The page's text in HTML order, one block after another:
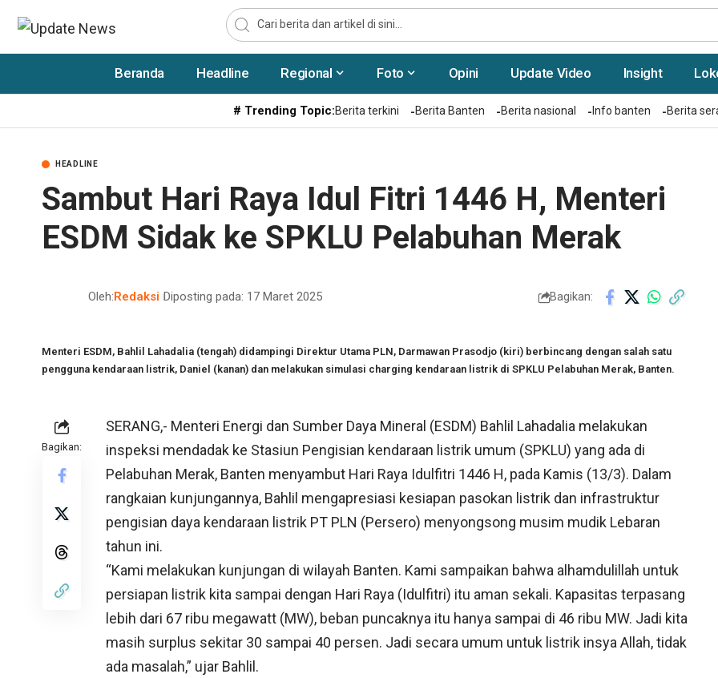
Beranda Headline Regional Foto Opini Update Video Insight
# Trending Topic:Berita terkini Berita Banten Berita nasional Info banten Berita
HEADLINE
Sambut Hari Raya Idul Fitri 1446 H, Menteri
ESDM Sidak ke SPKLU Pelabuhan Merak
Oleh:Redaksi Diposting pada: 17 Maret 2025 Bagikan:
Menteri ESDM, Bahlil Lahadalia (tengah) didampingi Direktur Utama PLN, Darmawan Prasodjo (kiri) berbincang dengan salah satu
pengguna kendaraan listrik, Daniel (kanan) dan melakukan simulasi charging kendaraan listrik di SPKLU Pelabuhan Merak, Banten.
Bagikan:
SERANG,- Menteri Energi dan Sumber Daya Mineral (ESDM) Bahlil Lahadalia melakukan
inspeksi mendadak ke Stasiun Pengisian kendaraan listrik umum (SPKLU) yang ada di
Pelabuhan Merak, Banten menyambut Hari Raya Idulfitri 1446 H, pada Kamis (13/3). Dalam
rangkaian kunjungannya, Bahlil mengapresiasi kesiapan pasokan listrik dan infrastruktur
pengisian daya kendaraan listrik PT PLN (Persero) menyongsong musim mudik Lebaran
tahun ini.
“Kami melakukan kunjungan di wilayah Banten. Kami sampaikan bahwa alhamdulillah untuk
persiapan listrik kita sampai dengan Hari Raya (Idulfitri) itu aman sekali. Kapasitas terpasang
lebih dari 67 ribu megawatt (MW), beban puncaknya itu hanya sampai di 46 ribu MW. Jadi kita
masih surplus sekitar 30 sampai 40 persen. Jadi secara umum untuk listrik insya Allah, tidak
ada masalah,” ujar Bahlil.